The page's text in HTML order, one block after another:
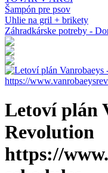
Šampón pre psov
Uhlie na gril + brikety
Záhradkárske potreby -
Letoví plán
Revolution
https://